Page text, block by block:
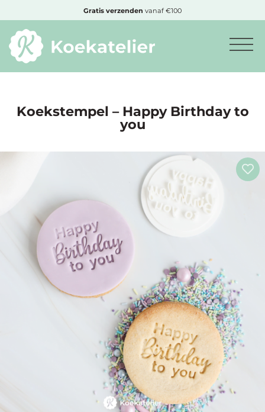
Minimum
Nieuwe
Producten
Producten
Gratis verzenden vanaf €100
Koekstempel – Happy Birthday to
you